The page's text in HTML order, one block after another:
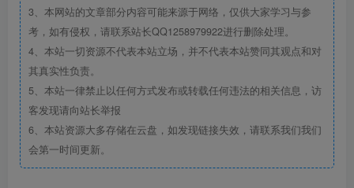
3、本网站的文章部分内容可能来源于网络，仅供大家学习与参
考，如有侵权，请联系站长QQ1258979922进行删除处理。
4、本站一切资源不代表本站立场，并不代表本站赞同其观点和对
其真实性负责。
5、本站一律禁止以任何方式发布或转载任何违法的相关信息，访
客发现请向站长举报
6、本站资源大多存储在云盘，如发现链接失效，请联系我们我们
会第一时间更新。